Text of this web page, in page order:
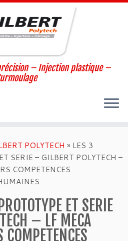
– Injection plastique –
POLYTECH » LES 3
SERIE – GILBERT POLYTECH –
COMPETENCES
ET SERIE
– LF MECA